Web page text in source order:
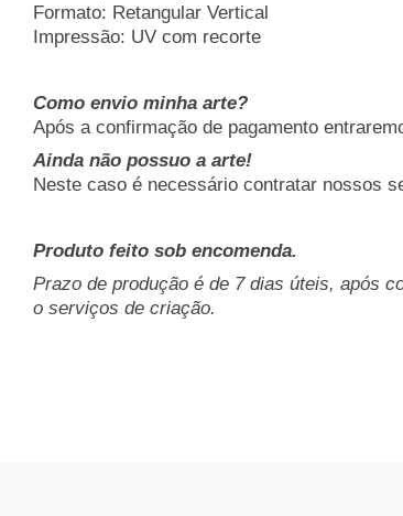
Formato: Retangular Vertical
Impressão: UV com recorte
Como envio minha arte?
Após a confirmação de pagamento
Ainda não possuo a arte!
Neste caso é necessário contratar nossos
Produto feito sob encomenda.
Prazo de produção é de 7 dias úteis, após
o serviços de criação.